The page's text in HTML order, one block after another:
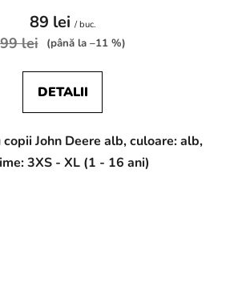
89 lei / buc.
99 lei (până la –11 %)
DETALII
John Deere alb, culoare: alb,
3XS - XL (1 - 16 ani)